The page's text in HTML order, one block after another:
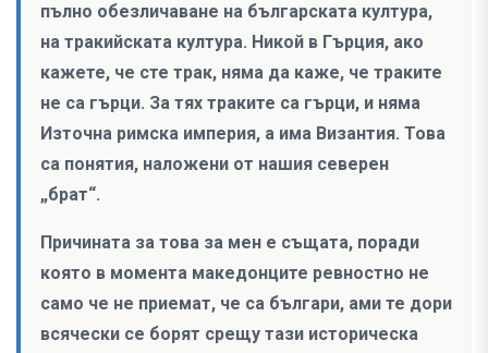
пълно обезличаване на българската култура,
на тракийската култура. Никой в Гърция, ако
кажете, че сте трак, няма да каже, че траките
не са гърци. За тях траките са гърци, и няма
Източна римска империя, а има Византия. Това
са понятия, наложени от нашия северен
„брат“.
Причината за това за мен е същата, поради
която в момента македонците ревностно не
само че не приемат, че са българи, ами те дори
всячески се борят срещу тази историческа